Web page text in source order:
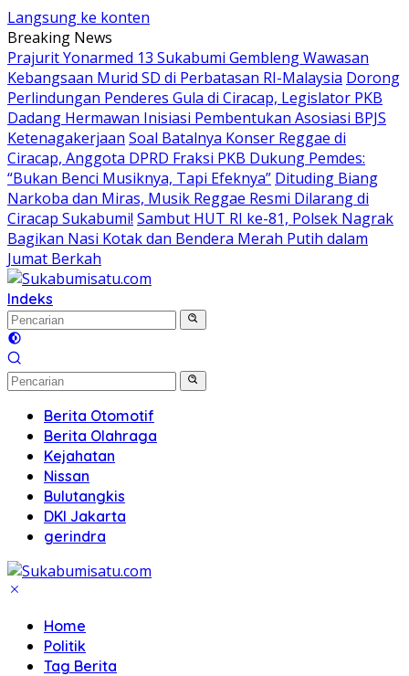
Langsung ke konten
Breaking News
Prajurit Yonarmed 13 Sukabumi Gembleng Wawasan
Kebangsaan Murid SD di Perbatasan RI-Malaysia Dorong
Perlindungan Penderes Gula di Ciracap, Legislator PKB
Dadang Hermawan Inisiasi Pembentukan Asosiasi BPJS
Ketenagakerjaan Soal Batalnya Konser Reggae di
Ciracap, Anggota DPRD Fraksi PKB Dukung Pemdes:
“Bukan Benci Musiknya, Tapi Efeknya” Dituding Biang
Narkoba dan Miras, Musik Reggae Resmi Dilarang di
Ciracap Sukabumi! Sambut HUT RI ke-81, Polsek Nagrak
Bagikan Nasi Kotak dan Bendera Merah Putih dalam
Jumat Berkah
Indeks
Berita Otomotif
Berita Olahraga
Kejahatan
Nissan
Bulutangkis
DKI Jakarta
gerindra
Home
Politik
Tag Berita